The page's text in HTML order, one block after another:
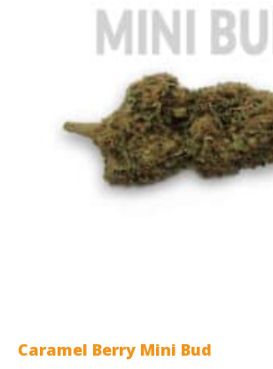
Caramel Berry Mini Bud